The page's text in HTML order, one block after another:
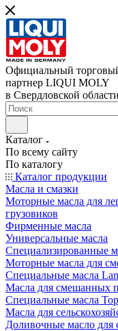
Официальный
партнер LIQUI MOLY
в Свердловской области
Каталог
По всему сайту
По каталогу
Каталог продукции
Масла и смазки
Моторные масла для
грузовиков
Фирменные масла
Универсальные масла
Специализированные
Моторные масла для
Специальные масла
Масла для смешанных
Специальные масла
Масла для
Доливочные масло для